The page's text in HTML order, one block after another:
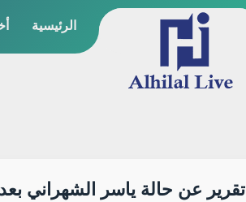
الرئيسية
تقرير عن حالة ياسر الشهراني بعد